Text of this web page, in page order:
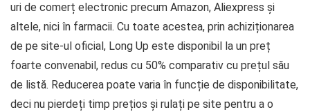
uri de comerț electronic precum Amazon, Aliexpress și
altele, nici în farmacii. Cu toate acestea, prin achiziționarea
de pe site-ul oficial, Long Up este disponibil la un preț
foarte convenabil, redus cu 50% comparativ cu prețul său
de listă. Reducerea poate varia în funcție de disponibilitate,
deci nu pierdeți timp prețios și rulați pe site pentru a o